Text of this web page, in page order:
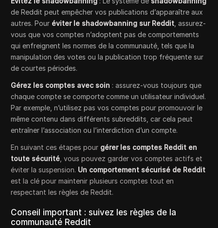
de Reddit peut empêcher vos publications d’apparaître aux
autres. Pour éviter le shadowbanning sur Reddit , assurez-
vous que vos comptes n’adoptent pas de comportements
qui enfreignent les normes de la communauté, tels que la
manipulation des votes ou la publication trop fréquente sur
de courtes périodes.
Gérez les comptes avec soin : assurez-vous toujours que
chaque compte se comporte comme un utilisateur individuel.
Par exemple, n’utilisez pas vos comptes pour promouvoir le
même contenu dans différents subreddits, car cela peut
entraîner l’association ou l’interdiction d’un compte.
En suivant ces étapes pour gérer les comptes Reddit en
toute sécurité , vous pouvez garder vos comptes actifs et
éviter la suspension. Un comportement sécurisé de Reddit
est la clé pour maintenir plusieurs comptes tout en
respectant les règles de Reddit.
Conseil important : suivez les règles de la
communauté Reddit